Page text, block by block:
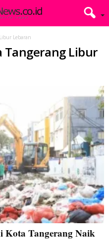
Lebaran
Tangerang Libur
Kota Tangerang Naik